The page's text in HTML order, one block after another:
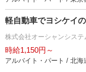
軽自動車でヨシケイ
株式会社オーシャンシステ
時給1,150円～
アルバイト・パート / 北海